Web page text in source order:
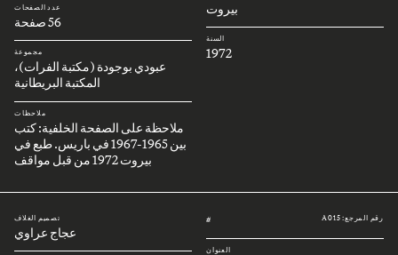
بيروت
السنة
1972
عدد الصفحات
56 صفحة
مجموعة
عبودي بوجودة (مكتبة الفرات)،
المكتبة البريطانية
ملاحظات
ملاحظة على الصفحة الخلفية: كتب
بين 1965-1967 في باريس. طبع في
بيروت 1972 من قبل مواقف
رقم المرجع: A015 #
العنوان
تصميم الغلاف
عجاج عراوي